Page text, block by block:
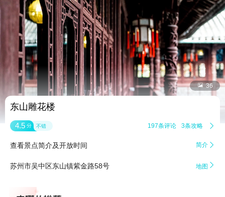
 36
东山雕花楼
4.5 分 不错 197条评论 3条攻略 
查看景点简介及开放时间 简介 
苏州市吴中区东山镇紫金路58号 地图 